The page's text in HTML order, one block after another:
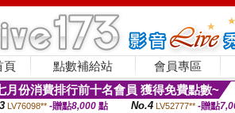
頁 點數補給站 會員專區
月份消費排行前十名會員 獲得免費點數~
LV76098** -贈點8,000點 No.4 LV52777** -贈點